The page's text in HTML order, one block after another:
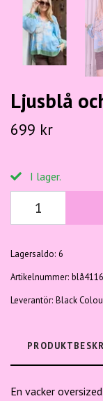
Ljusblå
699 kr
I lager.
Lagersaldo: 6
Artikelnummer:
Leverantör: Black
En vacker